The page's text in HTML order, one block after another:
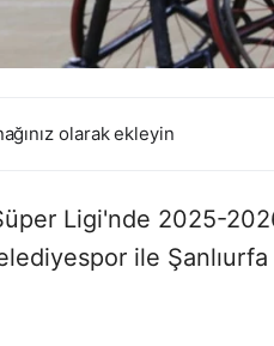
olarak ekleyin
Ligi'nde 2025-
ile Şanlıurfa